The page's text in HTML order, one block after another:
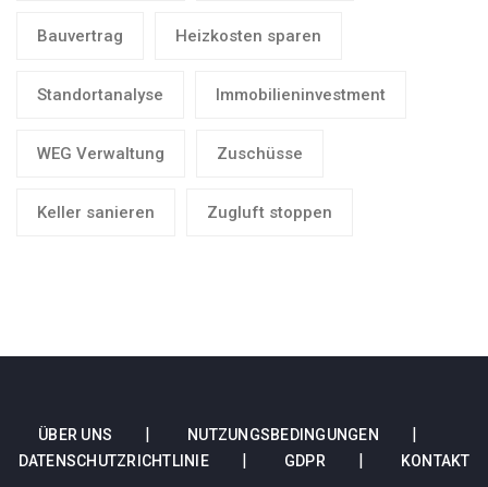
Bauvertrag Heizkosten sparen
Standortanalyse Immobilieninvestment
WEG Verwaltung Zuschüsse
Keller sanieren Zugluft stoppen
ÜBER UNS
NUTZUNGSBEDINGUNGEN
DATENSCHUTZRICHTLINIE
GDPR KONTAKT